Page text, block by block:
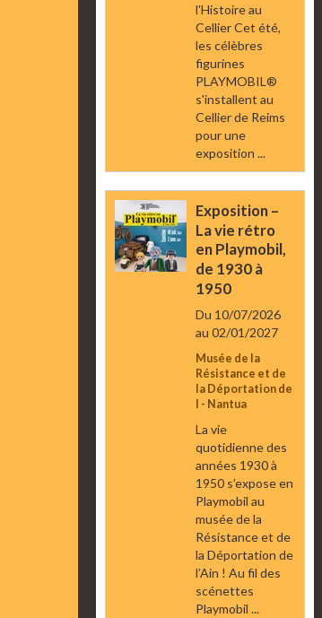
l'Histoire au
Cellier Cet été,
les célèbres
figurines
PLAYMOBIL®
s'installent au
Cellier de Reims
pour une
exposition ...
Exposition –
La vie rétro
en Playmobil,
de 1930 à
1950
Du 10/07/2026
au 02/01/2027
Musée de la
Résistance et de
la Déportation de
l - Nantua
La vie
quotidienne des
années 1930 à
1950 s’expose en
Playmobil au
musée de la
Résistance et de
la Déportation de
l’Ain ! Au fil des
scénettes
Playmobil ...